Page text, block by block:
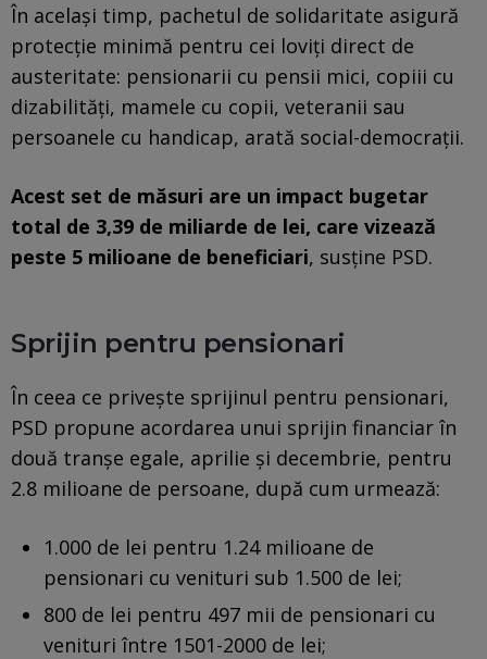
În acelaşi timp, pachetul de solidaritate asigură
protecţie minimă pentru cei loviţi direct de
austeritate: pensionarii cu pensii mici, copiii cu
dizabilităţi, mamele cu copii, veteranii sau
persoanele cu handicap, arată social-democraţii.
Acest set de măsuri are un impact bugetar
total de 3,39 de miliarde de lei, care vizează
peste 5 milioane de beneficiari, susține PSD.
Sprijin pentru pensionari
În ceea ce priveşte sprijinul pentru pensionari,
PSD propune acordarea unui sprijin financiar în
două tranşe egale, aprilie şi decembrie, pentru
2.8 milioane de persoane, după cum urmează:
1.000 de lei pentru 1.24 milioane de
pensionari cu venituri sub 1.500 de lei;
800 de lei pentru 497 mii de pensionari cu
venituri între 1501-2000 de lei;